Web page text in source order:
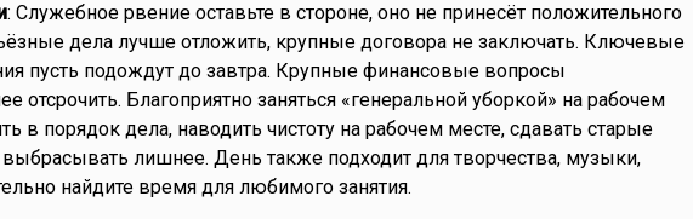
: Служебное рвение оставьте в стороне, оно не принесёт положительного
дела лучше отложить, крупные договора не заключать. Ключевые
пусть подождут до завтра. Крупные финансовые вопросы
отсрочить. Благоприятно заняться «генеральной уборкой» на рабочем
в порядок дела, наводить чистоту на рабочем месте, сдавать старые
лишнее. День также подходит для творчества, музыки,
найдите время для любимого занятия.